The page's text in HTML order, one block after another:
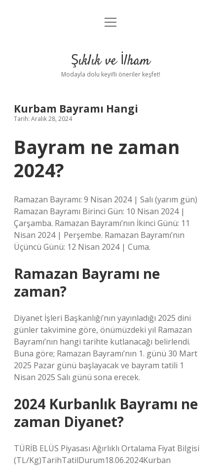
Anasayfa
Yasal Uyarı
menüyü
Şıklık ve İlham
Modayla dolu keyifli öneriler keşfet!
Kurbam Bayramı Hangi
Tarih: Aralık 28, 2024
Bayram ne zaman
2024?
Ramazan Bayramı: 9 Nisan 2024 | Salı (yarım gün)
Ramazan Bayramı Birinci Gün: 10 Nisan 2024 |
Çarşamba. Ramazan Bayramı’nın İkinci Günü: 11
Nisan 2024 | Perşembe. Ramazan Bayramı’nın
Üçüncü Günü: 12 Nisan 2024 | Cuma.
Ramazan Bayramı ne
zaman?
Diyanet İşleri Başkanlığı’nın yayınladığı 2025 dini
günler takvimine göre, önümüzdeki yıl Ramazan
Bayramı’nın hangi tarihte kutlanacağı belirlendi.
Buna göre; Ramazan Bayramı’nın 1. günü 30 Mart
2025 Pazar günü başlayacak ve bayram tatili 1
Nisan 2025 Salı günü sona erecek.
2024 Kurbanlık Bayramı ne
zaman Diyanet?
TÜRİB ELÜS Piyasası Ağırlıklı Ortalama Fiyat Bilgisi
(TL/Kg)TarihTatilDurum18.06.2024Kurban